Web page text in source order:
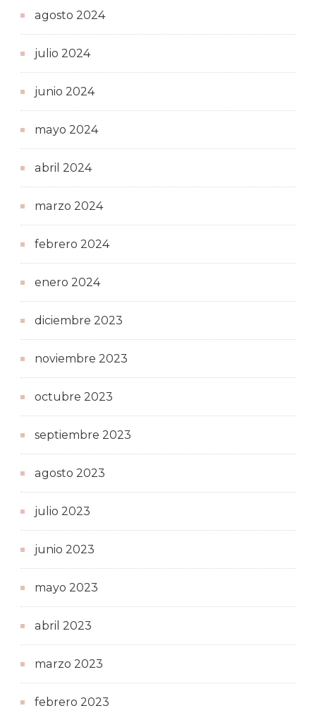
agosto 2024
julio 2024
junio 2024
mayo 2024
abril 2024
marzo 2024
febrero 2024
enero 2024
diciembre 2023
noviembre 2023
octubre 2023
septiembre 2023
agosto 2023
julio 2023
junio 2023
mayo 2023
abril 2023
marzo 2023
febrero 2023